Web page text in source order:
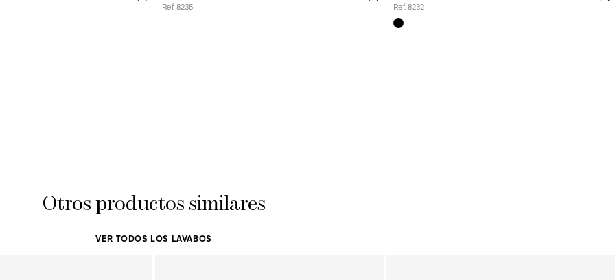
Ref. 8235
Ref. 8232
Otros productos similares
VER TODOS LOS LAVABOS